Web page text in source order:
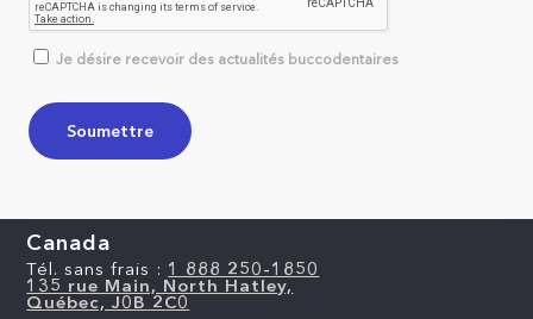
Je désire recevoir des actualités buccodentaires
Canada
Tél. sans frais : 1 888 250-1850
135 rue Main, North Hatley,
Québec, J0B 2C0